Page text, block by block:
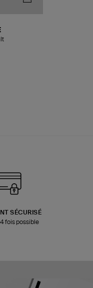
SÉCURISÉ
fois possible